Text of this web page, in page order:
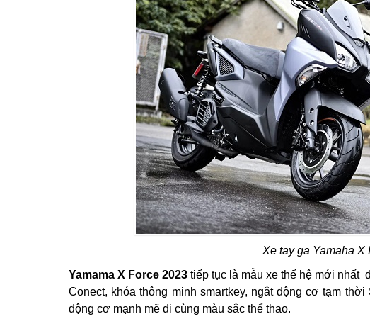
Xe tay ga Yamaha
Yamama X Force 2023 tiếp tục là mẫu xe thế hệ mới nhất
Conect, khóa thông minh smartkey, ngắt động cơ tạm
động cơ mạnh mẽ đi cùng màu sắc thể thao.